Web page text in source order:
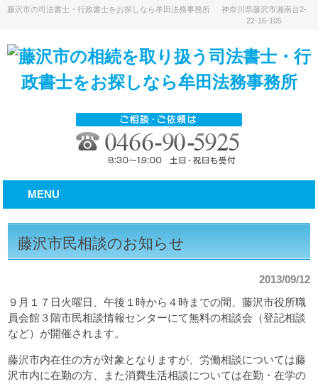
藤沢市の司法書士・行政書士をお探しなら牟田法務事務所
神奈川県藤沢市湘南台2-
22-16-105
MENU
藤沢市民相談のお知らせ
2013/09/12
９月１７日火曜日、午後１時から４時までの間、藤沢市役所職
員会館３階市民相談情報センターにて無料の相談会（登記相談
など）が開催されます。
藤沢市内在住の方が対象となりますが、労働相談については藤
沢市内に在勤の方、また消費生活相談については在勤・在学の